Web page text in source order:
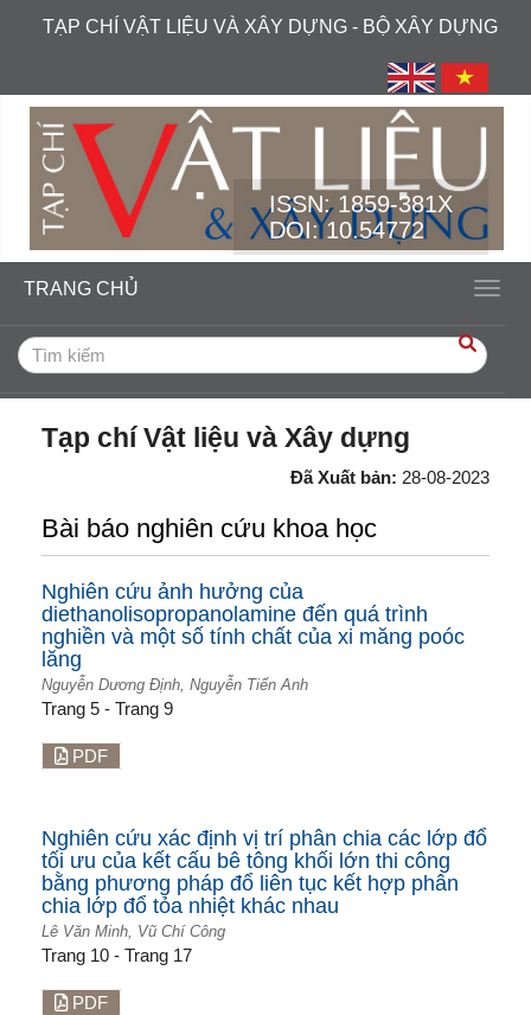
##plugins.themes.academic_free.accessible_menu.label##
##plugins.themes.academic_free.accessible_menu.sidebar##
TẠP CHÍ VẬT LIỆU VÀ XÂY DỰNG - BỘ XÂY DỰNG
ISSN:1859-381X
DOI: 10.54772
TRANG CHỦ
Tạp chí Vật liệu và Xây dựng
Đã Xuất bản: 28-08-2023
Bài báo nghiên cứu khoa học
Nghiên cứu ảnh hưởng của
diethanolisopropanolamine đến quá trình
nghiền và một số tính chất của xi măng poóc
lăng
Nguyễn Dương Định, Nguyễn Tiến Anh
Trang 5 - Trang 9
PDF
Nghiên cứu xác định vị trí phân chia các lớp đổ
tối ưu của kết cấu bê tông khối lớn thi công
bằng phương pháp đổ liên tục kết hợp phân
chia lớp đổ tỏa nhiệt khác nhau
Lê Văn Minh, Vũ Chí Công
Trang 10 - Trang 17
PDF